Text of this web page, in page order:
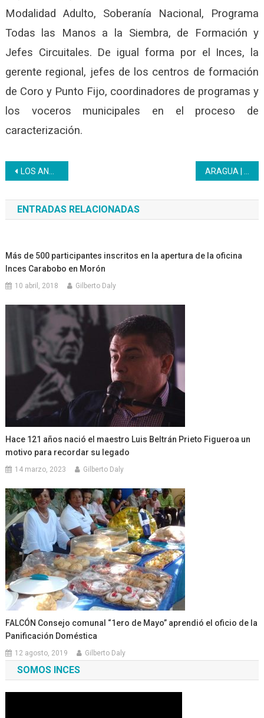
Modalidad Adulto, Soberanía Nacional, Programa
Todas las Manos a la Siembra, de Formación y
Jefes Circuitales. De igual forma por el Inces, la
gerente regional, jefes de los centros de formación
de Coro y Punto Fijo, coordinadores de programas y
los voceros municipales en el proceso de
caracterización.
Navegación
de
entradas
LOS ANDES | Inces ha reparado 141 mesa-sillas en escuelas merideñas durante el 2022
ENTRADAS RELACIONADAS
Más de 500 participantes inscritos en la apertura de la oficina
Inces Carabobo en Morón
10 abril, 2018 Gilberto Daly
Hace 121 años nació el maestro Luis Beltrán Prieto Figueroa un
motivo para recordar su legado
14 marzo, 2023 Gilberto Daly
FALCÓN Consejo comunal “1ero de Mayo” aprendió el oficio de la
Panificación Doméstica
12 agosto, 2019 Gilberto Daly
SOMOS INCES